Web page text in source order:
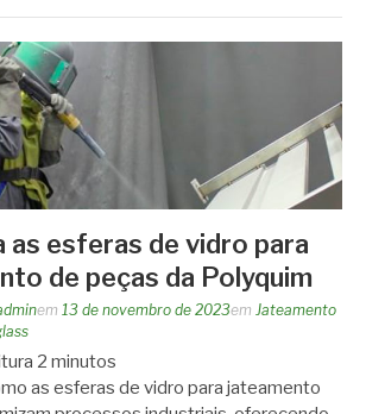
as esferas de vidro para
de peças da Polyquim
em 13 de novembro de 2023em Jateamento
2 minutos
as esferas de vidro para jateamento